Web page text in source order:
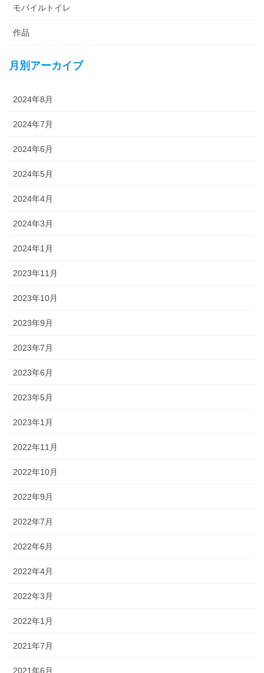
モバイルトイレ
作品
月別アーカイブ
2024年8月
2024年7月
2024年6月
2024年5月
2024年4月
2024年3月
2024年1月
2023年11月
2023年10月
2023年9月
2023年7月
2023年6月
2023年5月
2023年1月
2022年11月
2022年10月
2022年9月
2022年7月
2022年6月
2022年4月
2022年3月
2022年1月
2021年7月
2021年6月